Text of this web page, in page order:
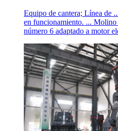
Equipo de cantera; Línea de
en funcionamiento. ... Molino
número 6 adaptado a motor